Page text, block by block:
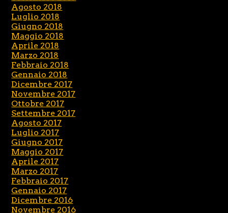
Agosto 2018
Luglio 2018
Giugno 2018
Maggio 2018
Aprile 2018
Marzo 2018
Febbraio 2018
Gennaio 2018
Dicembre 2017
Novembre 2017
Ottobre 2017
Settembre 2017
Agosto 2017
Luglio 2017
Giugno 2017
Maggio 2017
Aprile 2017
Marzo 2017
Febbraio 2017
Gennaio 2017
Dicembre 2016
Novembre 2016